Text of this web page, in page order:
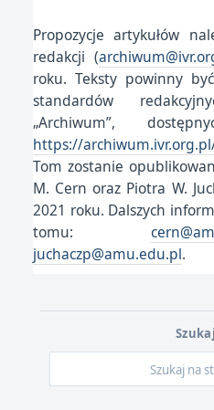
Propozycje artykułów
redakcji (
roku. Teksty powinny
standardów
„Archiwum”,
https://
Tom zostanie
M. Cern oraz Piotra W.
2021 roku. Dalszych
tomu:
juchaczp@amu.edu.pl.
Szukaj